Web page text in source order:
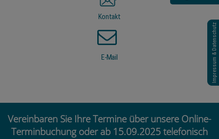
Impressum & Datenschutz
Kontakt
E-Mail
Vereinbaren Sie Ihre Termine über unsere Online-
Terminbuchung oder ab 15.09.2025 telefonisch